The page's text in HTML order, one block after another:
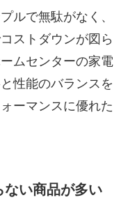
ルで無駄がなく、
ストダウンが図ら
ムセンターの家電
性能のバランスを
ーマンスに優れた
ない商品が多い